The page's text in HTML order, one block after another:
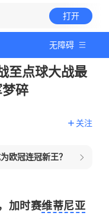
打开
无障碍
至点球大战最
碎
关注
欧冠连冠新王？
加时赛维蒂尼亚